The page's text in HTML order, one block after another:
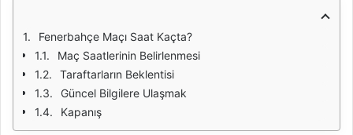
Fenerbahçe Maçı Saat Kaçta?
Maç Saatlerinin Belirlenmesi
Taraftarların Beklentisi
Güncel Bilgilere Ulaşmak
Kapanış